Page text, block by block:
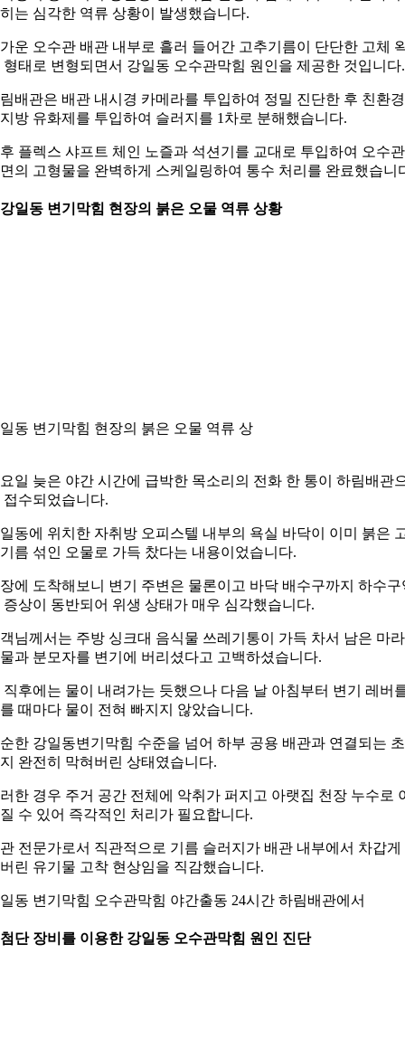
는 심각한 역류 상황이 발생했습니다.
운 오수관 배관 내부로 흘러 들어간 고추기름이 단단한 고체
형태로 변형되면서 강일동 오수관막힘 원인을 제공한 것입니다.
배관은 배관 내시경 카메라를 투입하여 정밀 진단한 후 친환경
방 유화제를 투입하여 슬러지를 1차로 분해했습니다.
플렉스 샤프트 체인 노즐과 석션기를 교대로 투입하여 오수관
의 고형물을 완벽하게 스케일링하여 통수 처리를 완료했습니
일동 변기막힘 현장의 붉은 오물 역류 상황
동 변기막힘 현장의 붉은 오물 역류 상
일 늦은 야간 시간에 급박한 목소리의 전화 한 통이 하림배관
접수되었습니다.
동에 위치한 자취방 오피스텔 내부의 욕실 바닥이 이미 붉은
름 섞인 오물로 가득 찼다는 내용이었습니다.
에 도착해보니 변기 주변은 물론이고 바닥 배수구까지 하수구
증상이 동반되어 위생 상태가 매우 심각했습니다.
님께서는 주방 싱크대 음식물 쓰레기통이 가득 차서 남은 마
과 분모자를 변기에 버리셨다고 고백하셨습니다.
직후에는 물이 내려가는 듯했으나 다음 날 아침부터 변기 레버
때마다 물이 전혀 빠지지 않았습니다.
한 강일동변기막힘 수준을 넘어 하부 공용 배관과 연결되는
완전히 막혀버린 상태였습니다.
한 경우 주거 공간 전체에 악취가 퍼지고 아랫집 천장 누수로
수 있어 즉각적인 처리가 필요합니다.
전문가로서 직관적으로 기름 슬러지가 배관 내부에서 차갑게
린 유기물 고착 현상임을 직감했습니다.
동 변기막힘 오수관막힘 야간출동 24시간 하림배관에서
단 장비를 이용한 강일동 오수관막힘 원인 진단